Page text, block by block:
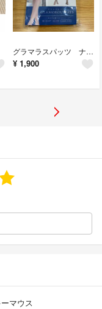
グラマラスパッツ ナイトスリム Lサイズ
¥ 1,900
マウス